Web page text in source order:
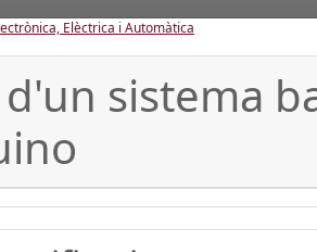
Elèctrica i Automàtica
sistema